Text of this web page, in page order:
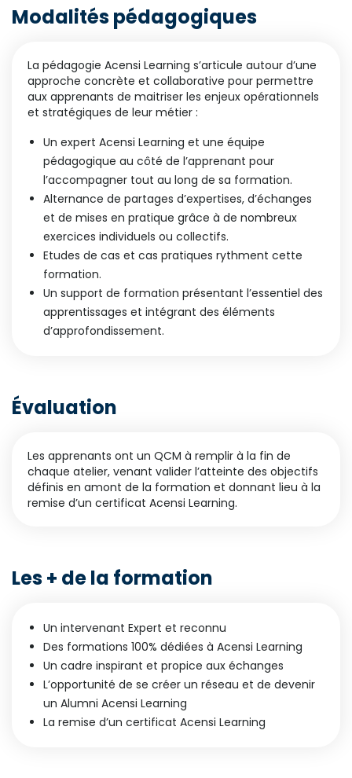
Modalités pédagogiques
La pédagogie Acensi Learning s’articule autour d’une
approche concrète et collaborative pour permettre
aux apprenants de maitriser les enjeux opérationnels
et stratégiques de leur métier :
Un expert Acensi Learning et une équipe
pédagogique au côté de l’apprenant pour
l’accompagner tout au long de sa formation.
Alternance de partages d’expertises, d’échanges
et de mises en pratique grâce à de nombreux
exercices individuels ou collectifs.
Etudes de cas et cas pratiques rythment cette
formation.
Un support de formation présentant l’essentiel des
apprentissages et intégrant des éléments
d’approfondissement.
Évaluation
Les apprenants ont un QCM à remplir à la fin de
chaque atelier, venant valider l’atteinte des objectifs
définis en amont de la formation et donnant lieu à la
remise d’un certificat Acensi Learning.
Les + de la formation
Un intervenant Expert et reconnu
Des formations 100% dédiées à Acensi Learning
Un cadre inspirant et propice aux échanges
L’opportunité de se créer un réseau et de devenir
un Alumni Acensi Learning
La remise d’un certificat Acensi Learning